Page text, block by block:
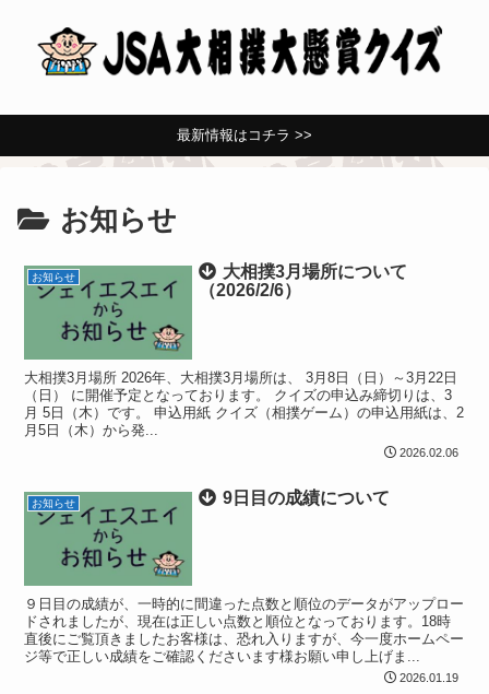
最新情報はコチラ >>
お知らせ
お知らせ
大相撲3月場所について
（2026/2/6）
大相撲3月場所 2026年、大相撲3月場所は、 3月8日（日）～3月22日
（日） に開催予定となっております。 クイズの申込み締切りは、3
月 5日（木）です。 申込用紙 クイズ（相撲ゲーム）の申込用紙は、2
月5日（木）から発...
2026.02.06
お知らせ 9日目の成績について
９日目の成績が、一時的に間違った点数と順位のデータがアップロー
ドされましたが、現在は正しい点数と順位となっております。18時
直後にご覧頂きましたお客様は、恐れ入りますが、今一度ホームペー
ジ等で正しい成績をご確認くださいます様お願い申し上げま...
2026.01.19